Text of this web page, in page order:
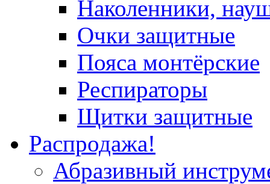
Наколенники,
Очки защитные
Пояса монтёрские
Респираторы
Щитки защитные
Распродажа!
Абразивный